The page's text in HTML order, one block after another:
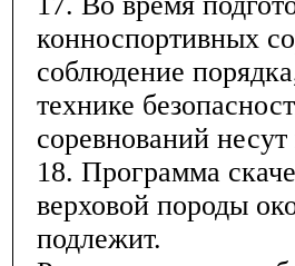
конноспортивных
соблюдение
технике
соревнований
18. Программа
верховой породы
подлежит.